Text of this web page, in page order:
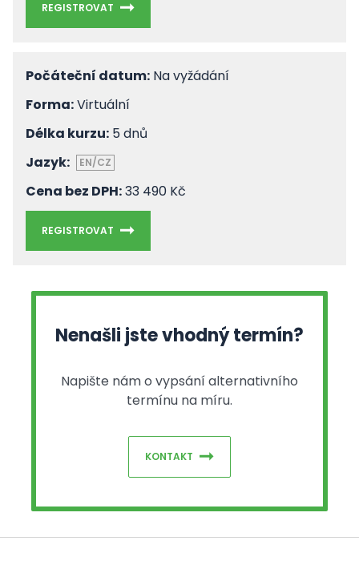
REGISTROVAT
Počáteční datum: Na vyžádání
Forma:Virtuální
Délka kurzu: 5 dnů
Jazyk:
EN/CZ
Cena bez DPH:33 490 Kč
REGISTROVAT
Nenašli jste vhodný termín?
Napište nám o vypsání alternativního
termínu na míru.
KONTAKT